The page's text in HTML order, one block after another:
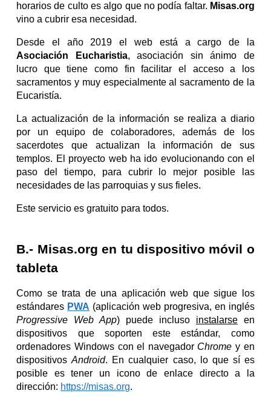
horarios de culto es algo que no podía faltar. Misas.org
vino a cubrir esa necesidad.
Desde el año 2019 el web está a cargo de la
Asociación Eucharistia, asociación sin ánimo de
lucro que tiene como fin facilitar el acceso a los
sacramentos y muy especialmente al sacramento de la
Eucaristía.
La actualización de la información se realiza a diario
por un equipo de colaboradores, además de los
sacerdotes que actualizan la información de sus
templos. El proyecto web ha ido evolucionando con el
paso del tiempo, para cubrir lo mejor posible las
necesidades de las parroquias y sus fieles.
Este servicio es gratuito para todos.
B.- Misas.org en tu dispositivo móvil o
tableta
Como se trata de una aplicación web que sigue los
estándares PWA (aplicación web progresiva, en inglés
Progressive Web App) puede incluso instalarseen
dispositivos que soporten este estándar, como
ordenadores Windows con el navegador Chrome y en
dispositivosAndroid. En cualquier caso, lo que sí es
posible es tener un icono de enlace directoa la
dirección: https://misas.org.